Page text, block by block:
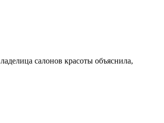
салонов красоты объяснила,